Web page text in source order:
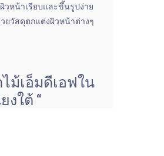
วหน้าเรียบและขึ้นรูปง่าย
ยวัสดุตกแต่งผิวหน้าต่างๆ
ม้เอ็มดีเอฟใน
งใต้ “